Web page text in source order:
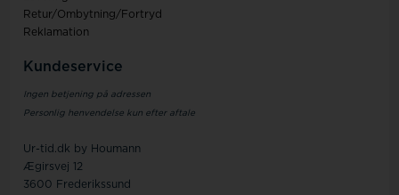
Retur/Ombytning/Fortryd
Reklamation
Kundeservice
Ingen betjening på adressen
Personlig henvendelse kun efter aftale
Ur-tid.dk by Houmann
Ægirsvej 12
3600 Frederikssund